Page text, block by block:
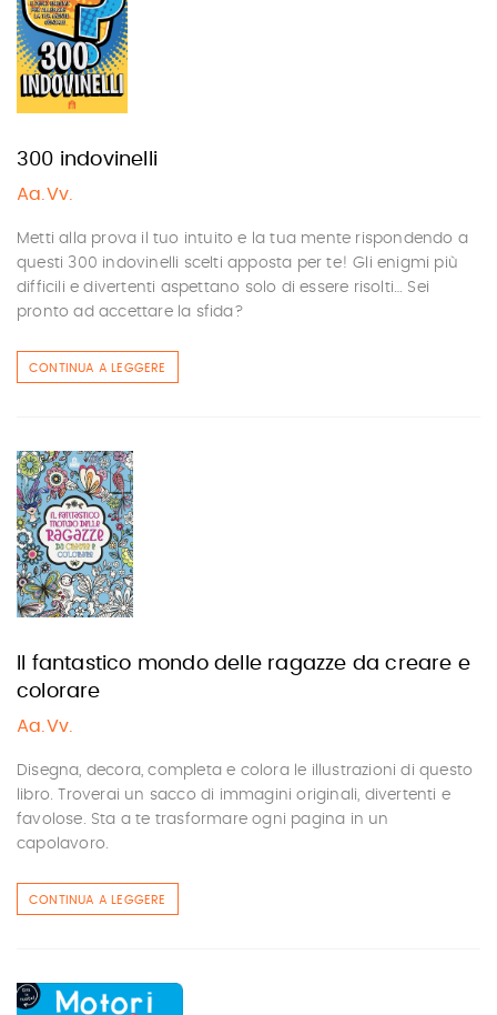
300 indovinelli
Aa.Vv.
Metti alla prova il tuo intuito e la tua mente rispondendo a
questi 300 indovinelli scelti apposta per te! Gli enigmi più
difficili e divertenti aspettano solo di essere risolti… Sei
pronto ad accettare la sfida?
CONTINUA A LEGGERE
Il fantastico mondo delle ragazze da creare e
colorare
Aa.Vv.
Disegna, decora, completa e colora le illustrazioni di questo
libro. Troverai un sacco di immagini originali, divertenti e
favolose. Sta a te trasformare ogni pagina in un
capolavoro.
CONTINUA A LEGGERE